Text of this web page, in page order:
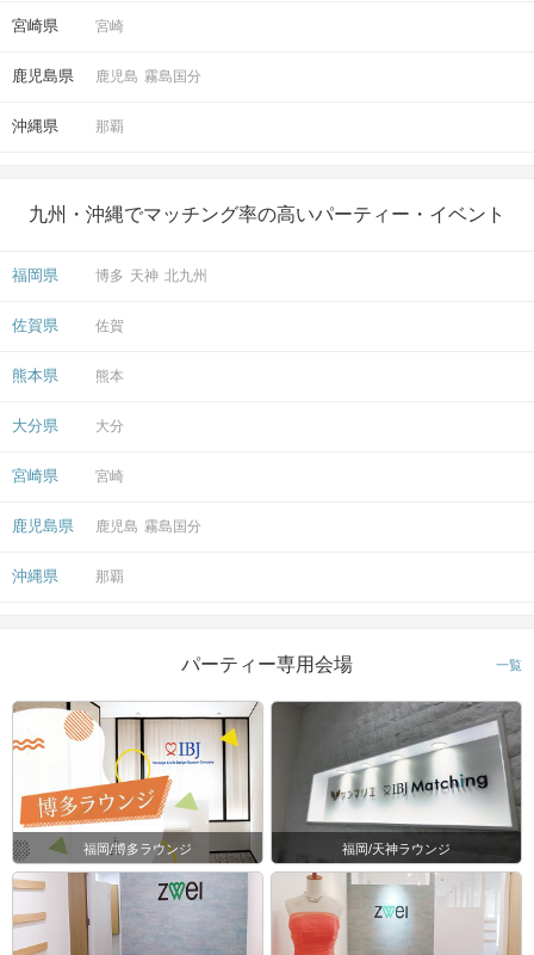
宮崎県 宮崎
鹿児島県 鹿児島 霧島国分
沖縄県 那覇
九州・沖縄でマッチング率の高いパーティー・イベント
福岡県 博多 天神 北九州
佐賀県 佐賀
熊本県 熊本
大分県 大分
宮崎県 宮崎
鹿児島県 鹿児島 霧島国分
沖縄県 那覇
パーティー専用会場 一覧
福岡/博多ラウンジ 福岡/天神ラウンジ